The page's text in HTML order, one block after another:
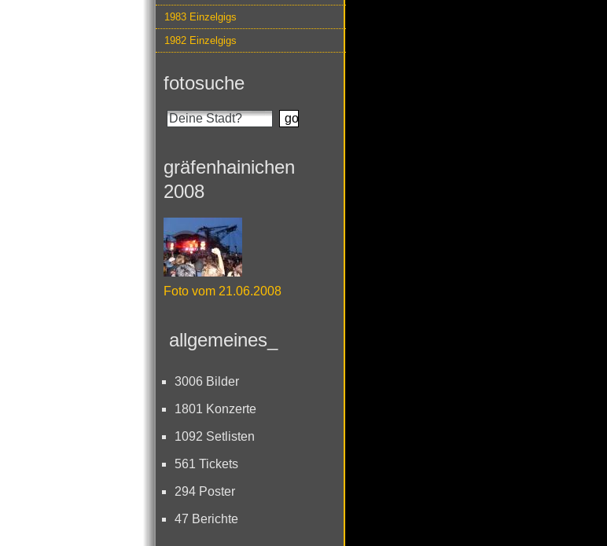
1983 Einzelgigs
1982 Einzelgigs
fotosuche
gräfenhainichen
2008
Foto vom 21.06.2008
allgemeines_
3006 Bilder
1801 Konzerte
1092 Setlisten
561 Tickets
294 Poster
47 Berichte